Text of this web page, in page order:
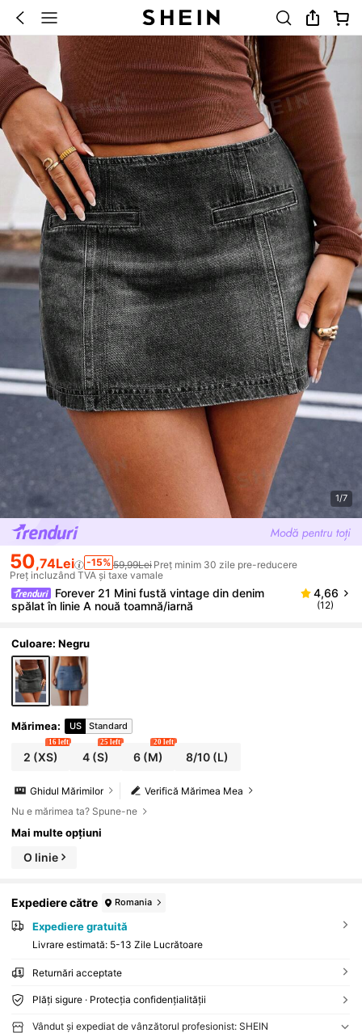
1/7
50,74Lei -15% 59,99Lei Preț minim 30 zile pre-reducere
Preț incluzând TVA și taxe vamale
Forever 21 Mini fustă vintage din denim
spălat în linie A nouă toamnă/iarnă
4,66
(12)
Culoare: Negru
Mărimea: US Standard
2 (XS)
16 left
4(S)
25 left
6(M)
20 left
8/10 (L)
Verifică Mărimea Mea
Ghidul Mărimilor
Nu e mărimea ta? Spune-ne
Mai multe opțiuni
O linie
Expediere către Romania
Expediere gratuită
Livrare estimată: 5-13 Zile Lucrătoare
Returnări acceptate
Plăți sigure · Protecția confidențialității
Vândut și expediat de vânzătorul profesionist: SHEIN